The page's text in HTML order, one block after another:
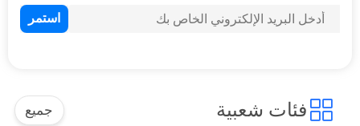
فئات شعبية جميع